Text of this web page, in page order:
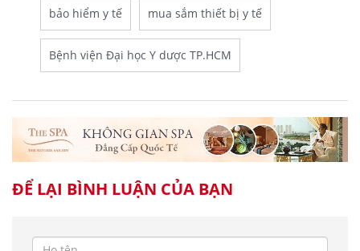
bảo hiểm y tế mua sắm thiết bị y tế
Bệnh viện Đại học Y dược TP.HCM
ĐỂ LẠI BÌNH LUẬN CỦA BẠN